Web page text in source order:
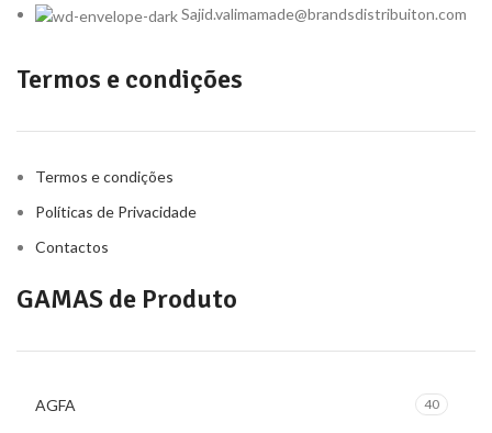
Sajid.valimamade@brandsdistribuiton.com
Termos e condições
Termos e condições
Políticas de Privacidade
Contactos
GAMAS de Produto
AGFA 40